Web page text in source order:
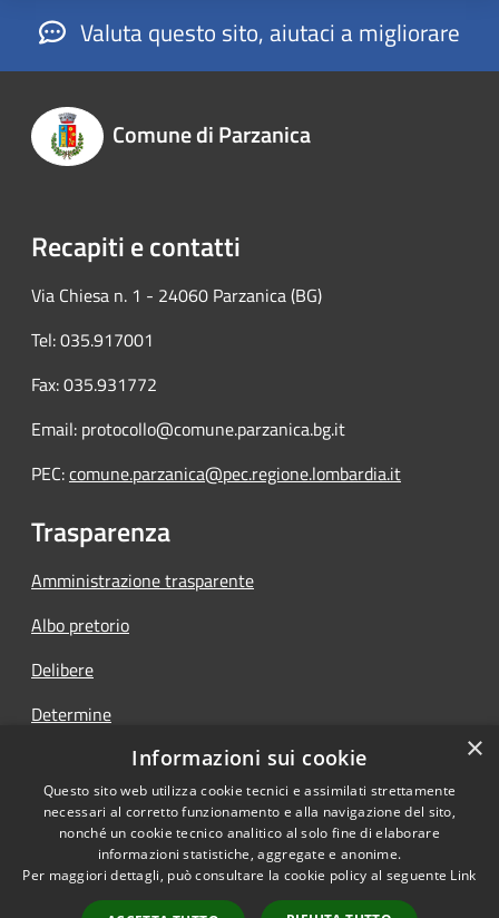
Valuta questo sito, aiutaci a migliorare
Comune di Parzanica
Recapiti e contatti
Via Chiesa n. 1 - 24060 Parzanica (BG)
Tel: 035.917001
Fax: 035.931772
Email: protocollo@comune.parzanica.bg.it
PEC:comune.parzanica@pec.regione.lombardia.it
Trasparenza
Amministrazione trasparente
Albo pretorio
Delibere
Determine
RSS
Accessibilità
Copyright © 2026 • Comune di
×
Informazioni sui cookie
Questo sito web utilizza cookie tecnici e assimilati strettamente
necessari al corretto funzionamento e alla navigazione del sito,
nonché un cookie tecnico analitico al solo fine di elaborare
informazioni statistiche, aggregate e anonime.
Per maggiori dettagli, può consultare la cookie policy al seguente Link